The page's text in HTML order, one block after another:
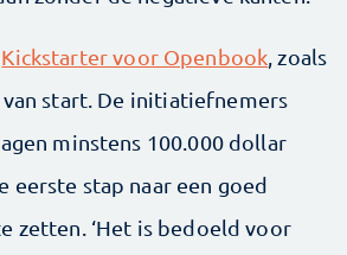
Kickstarter voor Openbook , zoals
start. De initiatiefnemers
minstens 100.000 dollar
eerste stap naar een goed
zetten. ‘Het is bedoeld voor